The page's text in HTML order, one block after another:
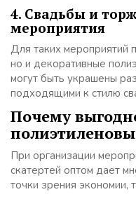
4. Свадьбы и
мероприятия
Для таких мероприятий
но и декоративные
могут быть украшены
подходящими к стилю
Почему
При организации
скатертей оптом дает
точки зрения экономии,